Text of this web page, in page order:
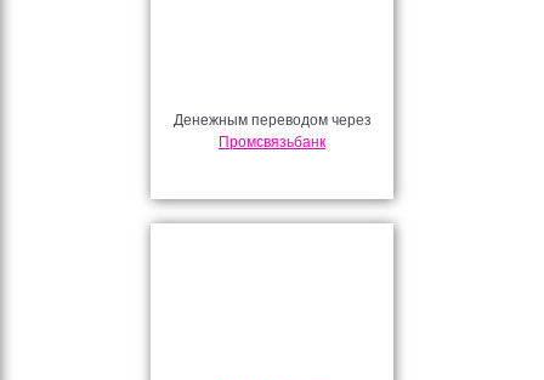
Денежным переводом через
Промсвязьбанк